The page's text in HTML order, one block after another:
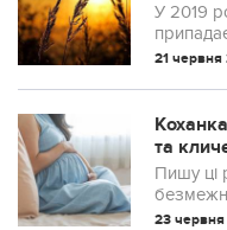
У 2019
годин
21 червня
та
Пишу ці
я
23 червня